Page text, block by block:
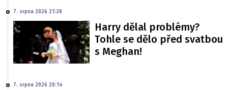
7. srpna 2026 21:28
Harry dělal problémy?
Tohle se dělo před svatbou
s Meghan!
7. srpna 2026 20:14